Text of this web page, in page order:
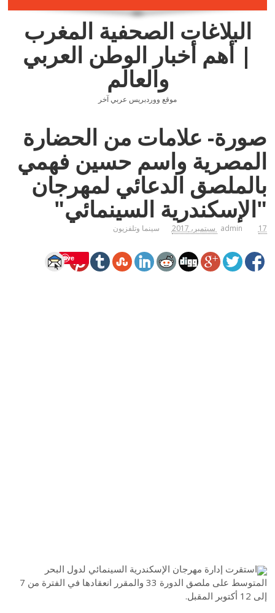
البلاغات الصحفية المغرب
| أهم أخبار الوطن العربي
والعالم
موقع ووردبريس عربي آخر
صورة- علامات من الحضارة
المصرية واسم حسين فهمي
بالملصق الدعائي لمهرجان
"الإسكندرية السينمائي"
admin 17 سبتمبر، 2017 سينما وتلفزيون
Save
استقرت إدارة مهرجان الإسكندرية السينمائي لدول البحر
المتوسط على ملصق الدورة 33 والمقرر انعقادها في الفترة من 7
إلى 12 أكتوبر المقبل.